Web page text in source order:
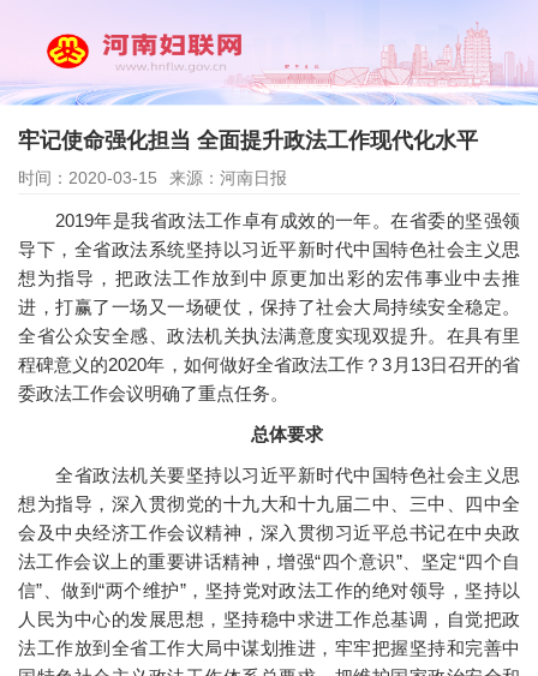
牢记使命强化担当 全面提升政法工作现代化水平
时间：2020-03-15 来源：河南日报
2019年是我省政法工作卓有成效的一年。在省委的坚强领
导下，全省政法系统坚持以习近平新时代中国特色社会主义思
想为指导，把政法工作放到中原更加出彩的宏伟事业中去推
进，打赢了一场又一场硬仗，保持了社会大局持续安全稳定。
全省公众安全感、政法机关执法满意度实现双提升。在具有里
程碑意义的2020年，如何做好全省政法工作？3月13日召开的省
委政法工作会议明确了重点任务。
总体要求
全省政法机关要坚持以习近平新时代中国特色社会主义思
想为指导，深入贯彻党的十九大和十九届二中、三中、四中全
会及中央经济工作会议精神，深入贯彻习近平总书记在中央政
法工作会议上的重要讲话精神，增强“四个意识”、坚定“四个自
信”、做到“两个维护”，坚持党对政法工作的绝对领导，坚持以
人民为中心的发展思想，坚持稳中求进工作总基调，自觉把政
法工作放到全省工作大局中谋划推进，牢牢把握坚持和完善中